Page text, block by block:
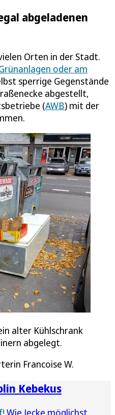
abgeladenen
Orten in der Stadt.
oder am
sperrige Gegenstände
abgestellt,
(AWB) mit der
alter Kühlschrank
abgelegt.
Francoise W.
Kebekus
Wie Jecke möglichst